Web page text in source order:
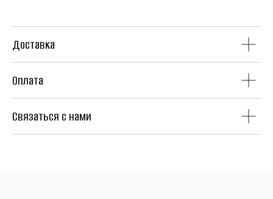
Доставка
Оплата
Связаться с нами